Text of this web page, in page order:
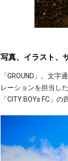
写真、イラスト、
「GROUND」。文
レーションを担当し
「CITY BOYs FC」の